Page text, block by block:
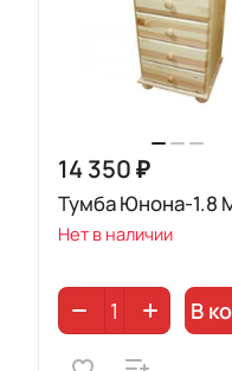
14 350 ₽
Тумба Юнона-1.8
Нет в наличии
В